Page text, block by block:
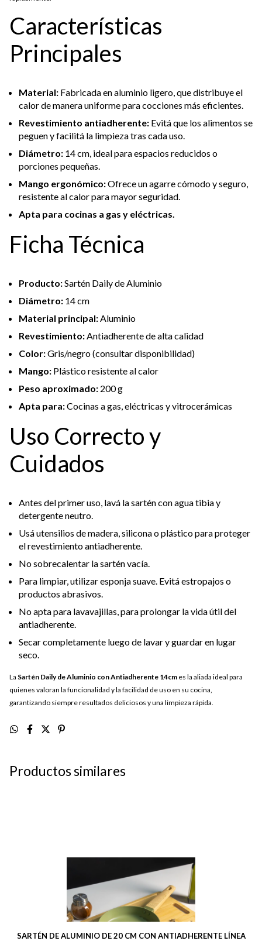
Características
Principales
Material: Fabricada en aluminio ligero, que distribuye el
calor de manera uniforme para cocciones más eficientes.
Revestimiento antiadherente: Evitá que los alimentos se
peguen y facilitá la limpieza tras cada uso.
Diámetro: 14 cm, ideal para espacios reducidos o
porciones pequeñas.
Mango ergonómico:Ofrece un agarre cómodo y seguro,
resistente al calor para mayor seguridad.
Apta para cocinas a gas y eléctricas.
Ficha Técnica
Producto:Sartén Daily de Aluminio
Diámetro: 14 cm
Material principal:Aluminio
Revestimiento:Antiadherente de alta calidad
Color:Gris/negro (consultar disponibilidad)
Mango: Plástico resistente al calor
Peso aproximado: 200 g
Apta para:Cocinas a gas, eléctricas y vitrocerámicas
Uso Correcto y
Cuidados
Antes del primer uso, lavá la sartén con agua tibia y
detergente neutro.
Usá utensilios de madera, silicona o plástico para proteger
el revestimiento antiadherente.
No sobrecalentar la sartén vacía.
Para limpiar, utilizar esponja suave. Evitá estropajos o
productos abrasivos.
No apta para lavavajillas, para prolongar la vida útil del
antiadherente.
Secar completamente luego de lavar y guardar en lugar
seco.
La Sartén Daily de Aluminio con Antiadherente 14cm es la aliada ideal para
quienes valoran la funcionalidad y la facilidad de uso en su cocina,
garantizando siempre resultados deliciosos y una limpieza rápida.
Productos similares
SARTÉN DE ALUMINIO DE 20 CM CON ANTIADHERENTE LÍNEA